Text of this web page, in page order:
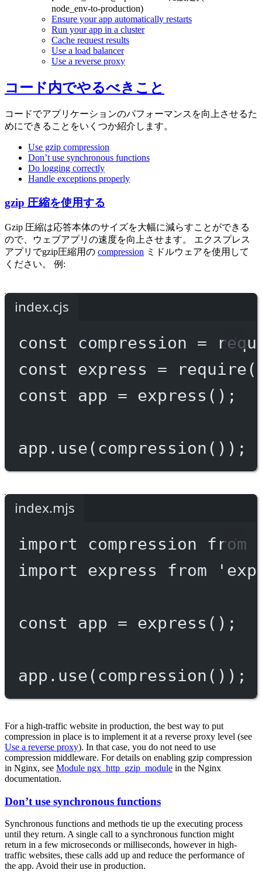
node_env-to-production)
Ensure your app automatically restarts
Run your app in a cluster
Cache request results
Use a load balancer
Use a reverse proxy
コード内でやるべきこと
コードでアプリケーションのパフォーマンスを向上させるた
めにできることをいくつか紹介します。
Use gzip compression
Don’t use synchronous functions
Do logging correctly
Handle exceptions properly
gzip 圧縮を使用する
Gzip 圧縮は応答本体のサイズを大幅に減らすことができる
ので、ウェブアプリの速度を向上させます。 エクスプレス
アプリでgzip圧縮用の compression ミドルウェアを使用して
ください。 例:
index.cjs
const compression =
const
express = require(
const
app = express ();
app. use( compression ());
index.mjs
import compression from
import express from
const app = express ();
app. use( compression ());
For a high-traffic website in production, the best way to put
compression in place is to implement it at a reverse proxy level (see
Use a reverse proxy). In that case, you do not need to use
compression middleware. For details on enabling gzip compression
in Nginx, see Module ngx_http_gzip_module in the Nginx
documentation.
Don’t use synchronous functions
Synchronous functions and methods tie up the executing process
until they return. A single call to a synchronous function might
return in a few microseconds or milliseconds, however in high-
traffic websites, these calls add up and reduce the performance of
the app. Avoid their use in production.